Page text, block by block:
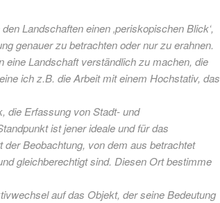
Landschaften einen ‚periskopischen Blick‘,
genauer zu betrachten oder nur zu erahnen.
eine Landschaft verständlich zu machen, die
ich z.B. die Arbeit mit einem Hochstativ, das
die Erfassung von Stadt- und
ist jener ideale und für das
Beobachtung, von dem aus betrachtet
gleichberechtigt sind. Diesen Ort bestimme
auf das Objekt, der seine Bedeutung